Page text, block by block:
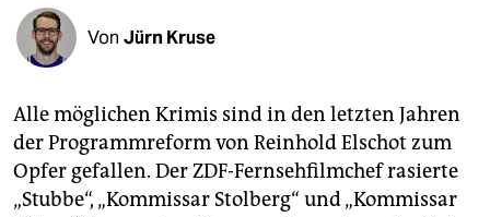
shop
fragen & hilfe
unterstützen
abo
genossenschaft
Von Jürn Kruse
Alle möglichen Krimis sind in den letzten Jahren
der Programmreform von Reinhold Elschot zum
Opfer gefallen. Der ZDF-Fernsehfilmchef rasierte
„Stubbe“, „Kommissar Stolberg“ und „Kommissar